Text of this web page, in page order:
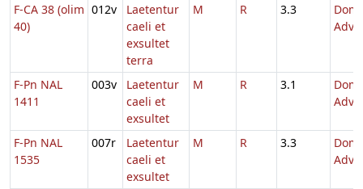
F-CA 38 (olim
40)
012v
Laetentur
caeli et
exsultet
terra
M R 3.3
F-Pn NAL
1411
003v
Laetentur
caeli et
exsultet
M R 3.1
F-Pn NAL
1535
007r
Laetentur
caeli et
exsultet
M R 3.3